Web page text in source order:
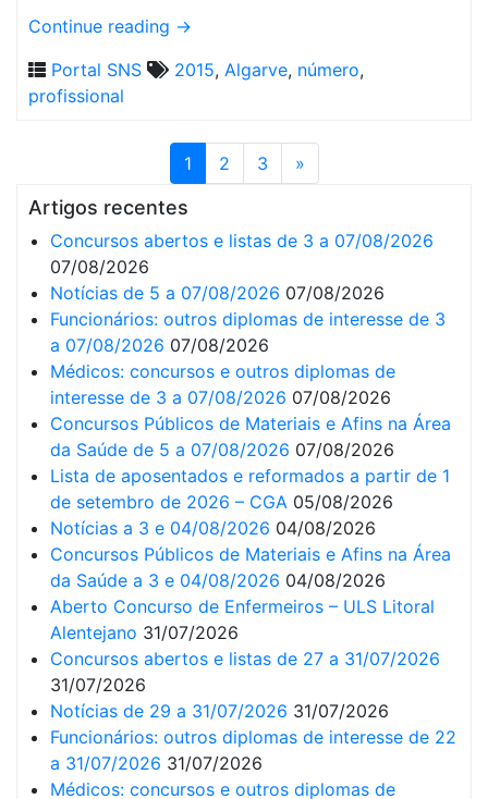
Continue reading →
Portal SNS
2015, Algarve, número,
profissional
1 2 3 »
Artigos recentes
Concursos abertos e listas de 3 a 07/08/2026
07/08/2026
Notícias de 5 a 07/08/2026 07/08/2026
Funcionários: outros diplomas de interesse de 3
a 07/08/2026 07/08/2026
Médicos: concursos e outros diplomas de
interesse de 3 a 07/08/2026 07/08/2026
Concursos Públicos de Materiais e Afins na Área
da Saúde de 5 a 07/08/2026 07/08/2026
Lista de aposentados e reformados a partir de 1
de setembro de 2026 – CGA 05/08/2026
Notícias a 3 e 04/08/2026 04/08/2026
Concursos Públicos de Materiais e Afins na Área
da Saúde a 3 e 04/08/2026 04/08/2026
Aberto Concurso de Enfermeiros – ULS Litoral
Alentejano 31/07/2026
Concursos abertos e listas de 27 a 31/07/2026
31/07/2026
Notícias de 29 a 31/07/2026 31/07/2026
Funcionários: outros diplomas de interesse de 22
a 31/07/2026 31/07/2026
Médicos: concursos e outros diplomas de